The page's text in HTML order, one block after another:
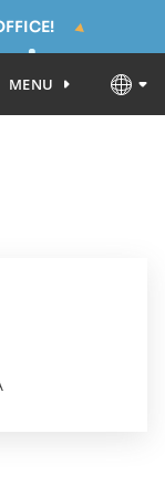
MENU